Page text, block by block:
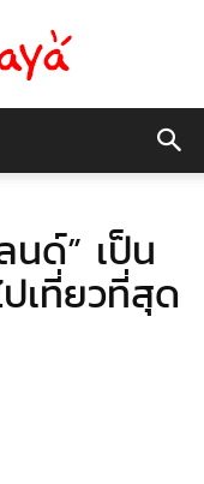
นด์” เป็น
ปเที่ยวที่สุด